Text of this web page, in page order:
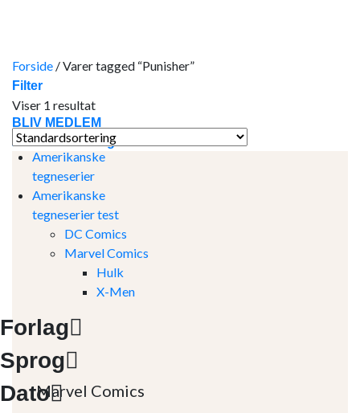
BLIV MEDLEM
Amerikanske tegneserier
Marvel Comics
Forside /Varer tagged “Punisher”
Filter
Viser 1 resultat
Amerikanske
tegneserier
Amerikanske
tegneserier test
DC Comics
Marvel Comics
Hulk
X-Men
Forlag
Sprog
Dato